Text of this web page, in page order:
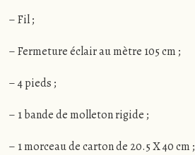
– Fil ;
– Fermeture éclair au mètre 105 cm ;
– 4 pieds ;
– 1 bande de molleton rigide ;
– 1 morceau de carton de 20.5 X 40 cm ;